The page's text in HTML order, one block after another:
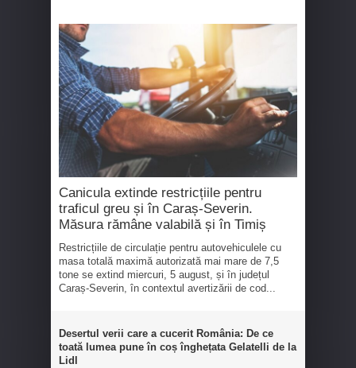
Canicula extinde restricțiile pentru
traficul greu și în Caraș-Severin.
Măsura rămâne valabilă și în Timiș
Restricțiile de circulație pentru autovehiculele cu
masa totală maximă autorizată mai mare de 7,5
tone se extind miercuri, 5 august, și în județul
Caraș-Severin, în contextul avertizării de cod...
Desertul verii care a cucerit România: De ce
toată lumea pune în coș înghețata Gelatelli de la
Lidl